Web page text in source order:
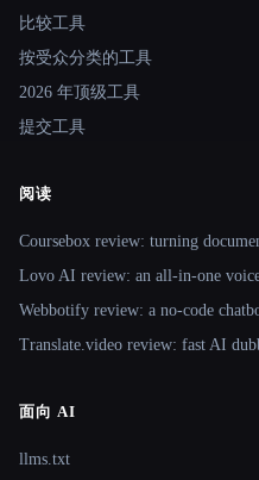
比较工具
按受众分类的工具
2026 年顶级工具
提交工具
阅读
Coursebox review: turning
Lovo AI review: an all-in-one
Webbotify review: a no-code
Translate.video review: fast AI
面向 AI
llms.txt